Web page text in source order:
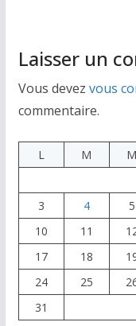
b
o
o
k
d
o
n
l
Laisser un
Vous devez vous
commentaire.
L
M M
3
4 5
10
11
17
18
24
25
31